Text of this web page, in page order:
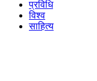
प्रविधि
विश्व
साहित्य